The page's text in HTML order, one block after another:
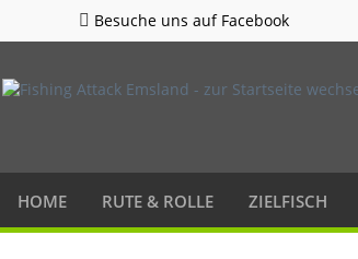
Besuche uns auf Facebook
HOME RUTE & ROLLE ZIELFISCH